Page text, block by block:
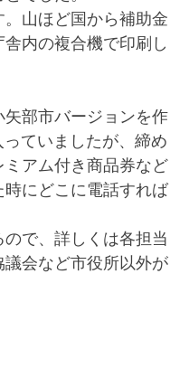
山ほど国から補助金
内の複合機で印刷し
部市バージョンを作
ていましたが、締め
アム付き商品券など
にどこに電話すれば
で、詳しくは各担当
会など市役所以外が